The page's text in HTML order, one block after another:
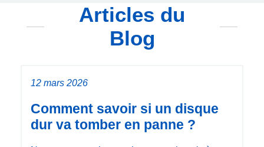
Articles du
Blog
12 mars 2026
Comment savoir si un disque
dur va tomber en panne ?